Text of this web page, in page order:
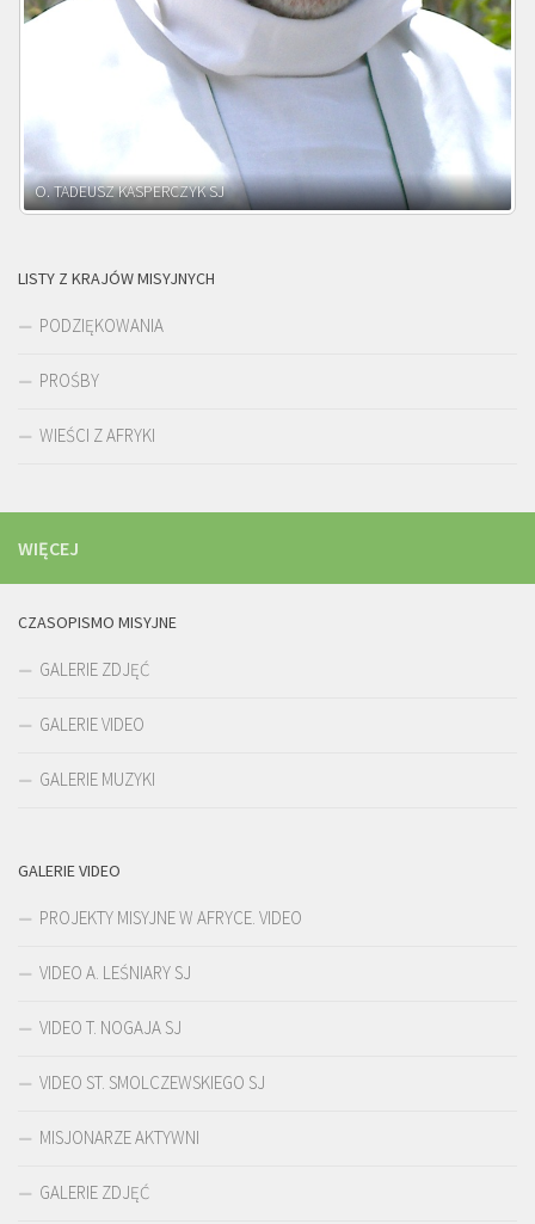
O. ADNRZEJ LEŚNIARA SJ
LISTY Z KRAJÓW MISYJNYCH
PODZIĘKOWANIA
PROŚBY
WIEŚCI Z AFRYKI
WIĘCEJ
CZASOPISMO MISYJNE
GALERIE ZDJĘĆ
GALERIE VIDEO
GALERIE MUZYKI
GALERIE VIDEO
PROJEKTY MISYJNE W AFRYCE. VIDEO
VIDEO A. LEŚNIARY SJ
VIDEO T. NOGAJA SJ
VIDEO ST. SMOLCZEWSKIEGO SJ
MISJONARZE AKTYWNI
GALERIE ZDJĘĆ